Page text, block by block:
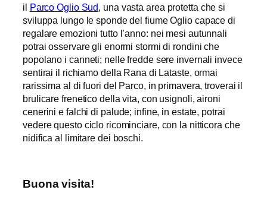
il Parco Oglio Sud, una vasta area protetta che si
sviluppa lungo le sponde del fiume Oglio capace di
regalare emozioni tutto l’anno: nei mesi autunnali
potrai osservare gli enormi stormi di rondini che
popolano i canneti; nelle fredde sere invernali invece
sentirai il richiamo della Rana di Lataste, ormai
rarissima al di fuori del Parco, in primavera, troverai il
brulicare frenetico della vita, con usignoli, aironi
cenerini e falchi di palude; infine, in estate, potrai
vedere questo ciclo ricominciare, con la nitticora che
nidifica al limitare dei boschi.
Buona visita!